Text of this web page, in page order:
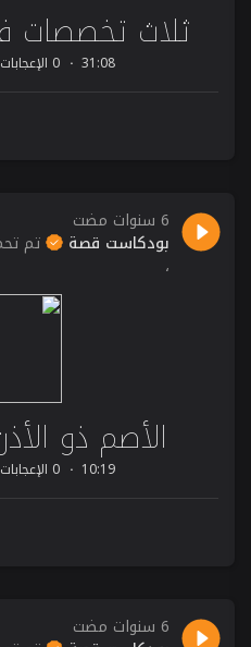
ثلاث تخصصات
31:08 0 الإعجابات
6 سنوات مضت
بودكاست قصة تم
،
الأصم ذو
10:19 0 الإعجابات
6 سنوات مضت